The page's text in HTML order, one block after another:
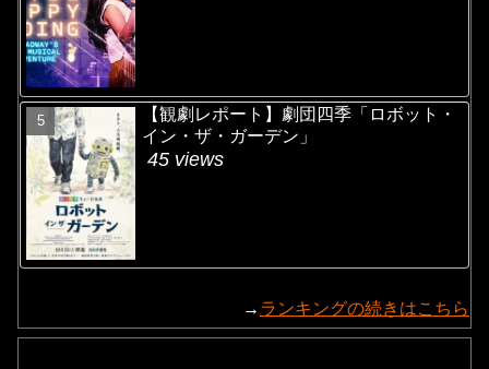
【観劇レポート】劇団四季「ロボット・
イン・ザ・ガーデン」
45 views
→ ランキングの続きはこちら